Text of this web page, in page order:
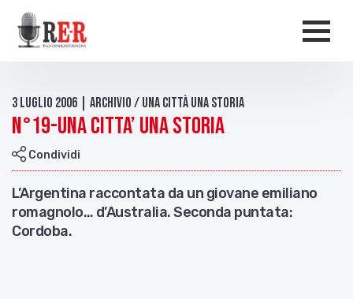
Salta al contenuto principale
3 Luglio 2006 | Archivio / Una città una storia
N°19-UNA CITTA’ UNA STORIA
Condividi
L’Argentina raccontata da un giovane emiliano
romagnolo… d’Australia. Seconda puntata:
Cordoba.